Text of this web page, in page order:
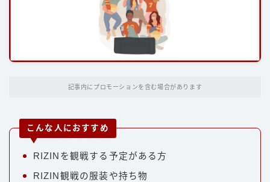
グラップリング
選手
記事内にプロモーションを含む場合があります
こんな人におすすめ
RIZINを観戦する予定がある方
RIZIN観戦の服装や持ち物